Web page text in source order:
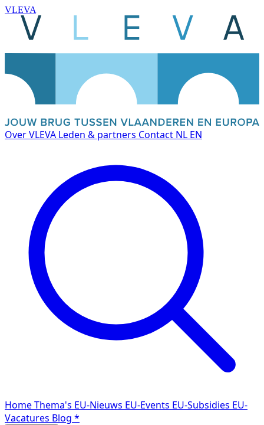
VLEVA
Over VLEVA Leden & partners Contact NL EN
HomeThema's EU-Nieuws EU-Events EU-Subsidies EU-
Vacatures Blog *